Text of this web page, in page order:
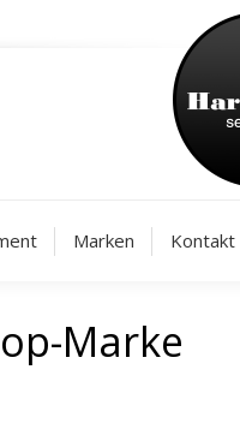
Marken Kontakt
Marke
Sortiment